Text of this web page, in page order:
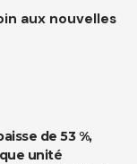
aux nouvelles
de 53 %,
unité